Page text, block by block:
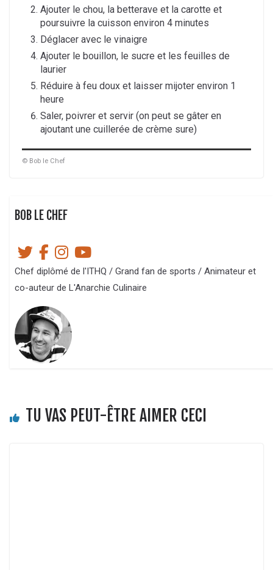
Ajouter le chou, la betterave et la carotte et
poursuivre la cuisson environ 4 minutes
Déglacer avec le vinaigre
Ajouter le bouillon, le sucre et les feuilles de
laurier
Réduire à feu doux et laisser mijoter environ 1
heure
Saler, poivrer et servir (on peut se gâter en
ajoutant une cuillerée de crème sure)
© Bob le Chef
BOB LE CHEF
Chef diplômé de l'ITHQ / Grand fan de sports / Animateur et
co-auteur de L'Anarchie Culinaire
TU VAS PEUT-ÊTRE AIMER CECI